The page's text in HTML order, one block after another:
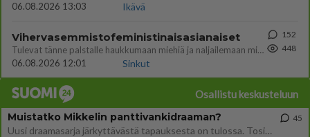
06.08.2026 13:03
Ikävä
Vihervasemmistofeministinaisasianaiset
Tulevat tänne palstalle haukkumaan miehiä ja naljailemaan miehelle, kehuvat olevansa heitä parempia. Itse asuvat MIEHE
06.08.2026 12:01
Sinkut
152
448
Osallistu keskusteluun
Muistatko Mikkelin panttivankidraaman?
Uusi draamasarja järkyttävästä tapauksesta on tulossa. Tositapahtumiin perustuva sarja ammentaa vuoden 1986 Mikkelin pan
45